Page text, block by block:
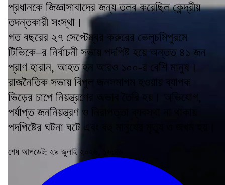
প্রধানকে জিজ্ঞাসাবাদের জন্য তলব করেছিল কেন্দ্রীয়
তদন্তকারী সংস্থা।
গত বছরের ২৭ সেপ্টেম্বর করুরের ভেলুচমিপুরমে
টিভিকে–র নির্বাচনী সভায় পদপিষ্ট হয়ে অন্তত ৪১ জন
প্রাণ হারান, আহত হন আরও ১০০-র বেশি মানুষ।
রাজনৈতিক সভায় বিপুল জনসমাগম হওয়ায় ব্যাপক
ভিড়ের চাপে নিয়ন্ত্রণের অভাব তৈরি হয়। অভিযোগ,
পর্যাপ্ত জননিয়ন্ত্রণ ও নিরাপত্তা ব্যবস্থা না থাকায়
পদপিষ্টের ঘটনা ঘটে এবং বহু মানুষের মৃত্যু ও জখম হয়।
শেষ আপডেট: ২৯ জুলাই ২০২৬, ১৬:৪৬